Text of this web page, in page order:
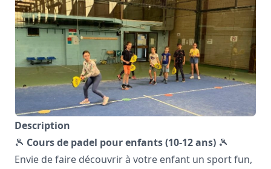
Description
🎾 Cours de padel pour enfants (10-12 ans) 🎾
Envie de faire découvrir à votre enfant un sport fun,